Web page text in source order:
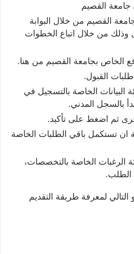
جامعة القصيم
القصيم من خلال البوابة
وذلك من خلال اتباع الخطوات
الخاص بجامعة القصيم من هنا.
طلبات القبول.
البيانات الخاصة بالتسجيل في
بالسجل المدني.
ثم اضغط على تأكيد.
ان تستكمل باقي الطلبات الخاصة
الرغبات الخاصة بالتخصصات،
الطلب.
لمعرفة طريقة التقديم